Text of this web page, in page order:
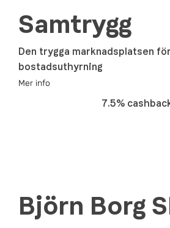
Samtrygg
Den trygga marknadsplatsen för
bostadsuthyrning
Mer info
7.5%
Björn Borg